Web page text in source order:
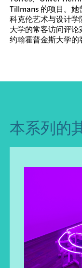
Tillmans 的项目。
科克伦艺术与设计
大学的常客访问评
约翰霍普金斯大学的
本系列的